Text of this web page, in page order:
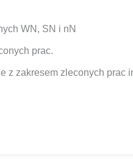
WN, SN i nN
prac.
z zakresem zleconych prac